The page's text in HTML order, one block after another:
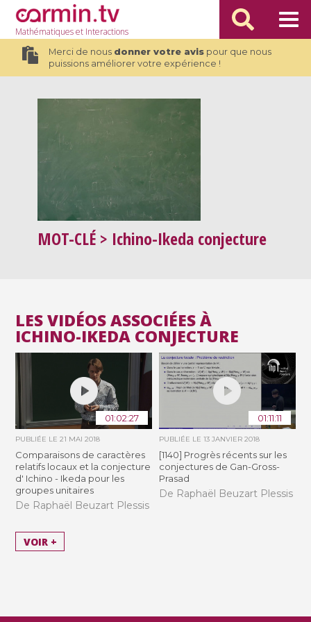
Mathématiqueset Interactions
Merci de nous donner votre avispour que nous
puissions améliorer votre expérience !
MOT-CLÉ > Ichino-Ikeda conjecture
LES VIDÉOS ASSOCIÉES À
ICHINO-IKEDA CONJECTURE
01:02:27
PUBLIÉE LE21 MAI 2018
Comparaisons de caractères
relatifs locaux et la conjecture
d' Ichino - Ikeda pour les
groupes unitaires
De Raphaël Beuzart Plessis
01:11:11
PUBLIÉE LE 13 JANVIER 2018
[1140] Progrès récents sur les
conjectures de Gan-Gross-
Prasad
De Raphaël Beuzart Plessis
VOIR +